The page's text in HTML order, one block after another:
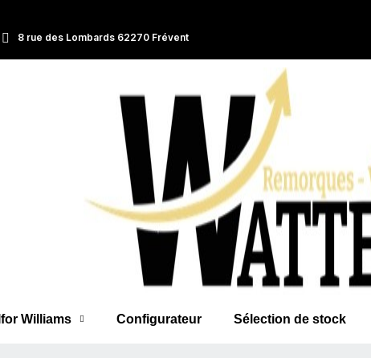
8 rue des Lombards 62270 Frévent
Ifor Williams Configurateur Sélection de stock